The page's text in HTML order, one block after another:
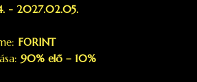
- 2027.02.05.
FORINT
90% elő – 10%